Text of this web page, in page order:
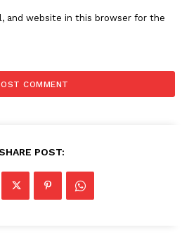
and website in this browser for the
POST: